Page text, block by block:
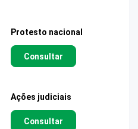
Protesto nacional
Consultar
Ações judiciais
Consultar